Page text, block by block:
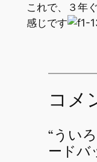
これで、３年
感じです
コメ
“うい
ードバ